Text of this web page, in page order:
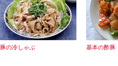
豚の冷しゃぶ 基本の酢豚